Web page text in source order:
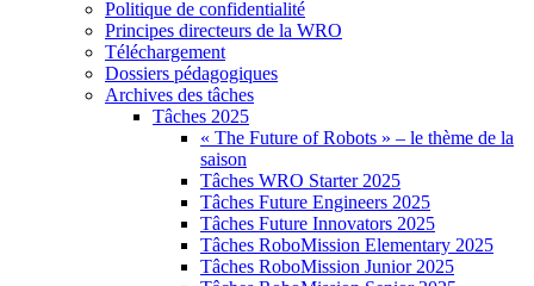
Politique de confidentialité
Principes directeurs de la WRO
Téléchargement
Dossiers pédagogiques
Archives des tâches
Tâches 2025
« The Future of Robots » – le thème de la
saison
Tâches WRO Starter 2025
Tâches Future Engineers 2025
Tâches Future Innovators 2025
Tâches RoboMission Elementary 2025
Tâches RoboMission Junior 2025